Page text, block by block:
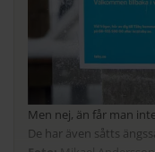
Men nej, än får man
De har även såtts